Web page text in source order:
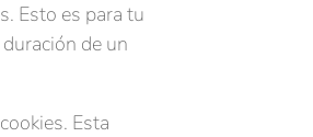
Esto es para tu
de un
Esta